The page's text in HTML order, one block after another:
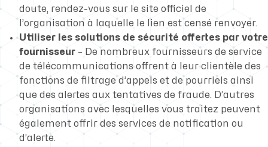
doute, rendez-vous sur le site officiel de
l’organisation à laquelle le lien est censé renvoyer.
Utiliser les solutions de sécurité offertes par votre
fournisseur – De nombreux fournisseurs de service
de télécommunications offrent à leur clientèle des
fonctions de filtrage d’appels et de pourriels ainsi
que des alertes aux tentatives de fraude. D’autres
organisations avec lesquelles vous traitez peuvent
également offrir des services de notification ou
d’alerte.